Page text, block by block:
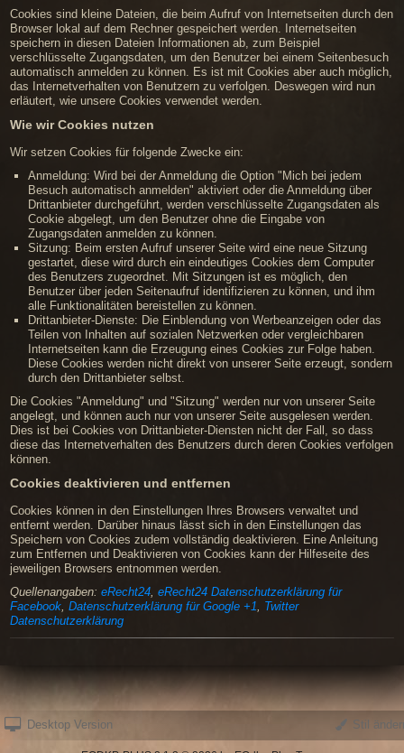
Cookies sind kleine Dateien, die beim Aufruf von Internetseiten durch den
Browser lokal auf dem Rechner gespeichert werden. Internetseiten
speichern in diesen Dateien Informationen ab, zum Beispiel
verschlüsselte Zugangsdaten, um den Benutzer bei einem Seitenbesuch
automatisch anmelden zu können. Es ist mit Cookies aber auch möglich,
das Internetverhalten von Benutzern zu verfolgen. Deswegen wird nun
erläutert, wie unsere Cookies verwendet werden.
Wie wir Cookies nutzen
Wir setzen Cookies für folgende Zwecke ein:
Anmeldung: Wird bei der Anmeldung die Option "Mich bei jedem
Besuch automatisch anmelden" aktiviert oder die Anmeldung über
Drittanbieter durchgeführt, werden verschlüsselte Zugangsdaten als
Cookie abgelegt, um den Benutzer ohne die Eingabe von
Zugangsdaten anmelden zu können.
Sitzung: Beim ersten Aufruf unserer Seite wird eine neue Sitzung
gestartet, diese wird durch ein eindeutiges Cookies dem Computer
des Benutzers zugeordnet. Mit Sitzungen ist es möglich, den
Benutzer über jeden Seitenaufruf identifizieren zu können, und ihm
alle Funktionalitäten bereistellen zu können.
Drittanbieter-Dienste: Die Einblendung von Werbeanzeigen oder das
Teilen von Inhalten auf sozialen Netzwerken oder vergleichbaren
Internetseiten kann die Erzeugung eines Cookies zur Folge haben.
Diese Cookies werden nicht direkt von unserer Seite erzeugt, sondern
durch den Drittanbieter selbst.
Die Cookies "Anmeldung" und "Sitzung" werden nur von unserer Seite
angelegt, und können auch nur von unserer Seite ausgelesen werden.
Dies ist bei Cookies von Drittanbieter-Diensten nicht der Fall, so dass
diese das Internetverhalten des Benutzers durch deren Cookies verfolgen
können.
Cookies deaktivieren und entfernen
Cookies können in den Einstellungen Ihres Browsers verwaltet und
entfernt werden. Darüber hinaus lässt sich in den Einstellungen das
Speichern von Cookies zudem vollständig deaktivieren. Eine Anleitung
zum Entfernen und Deaktivieren von Cookies kann der Hilfeseite des
jeweiligen Browsers entnommen werden.
Quellenangaben: eRecht24, eRecht24 Datenschutzerklärung für
Facebook, Datenschutzerklärung für Google +1, Twitter
Datenschutzerklärung
Desktop Version Stil